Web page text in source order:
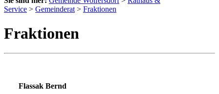
Service > Gemeinderat > Fraktionen
Fraktionen
Flassak Bernd